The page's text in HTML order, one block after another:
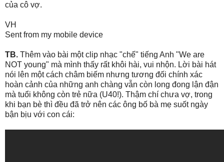
của cô vợ.
VH
Sent from my mobile device
TB. Thêm vào bài một clip nhạc "chế" tiếng Anh "We are
NOT young" mà mình thấy rất khôi hài, vui nhộn. Lời bài hát
nói lên một cách châm biếm nhưng tương đối chính xác
hoàn cảnh của những anh chàng vẫn còn long đong lận đận
mà tuổi không còn trẻ nữa (U40!). Thậm chí chưa vợ, trong
khi bạn bè thì đều đã trở nên các ông bố bà mẹ suốt ngày
bận bịu với con cái: